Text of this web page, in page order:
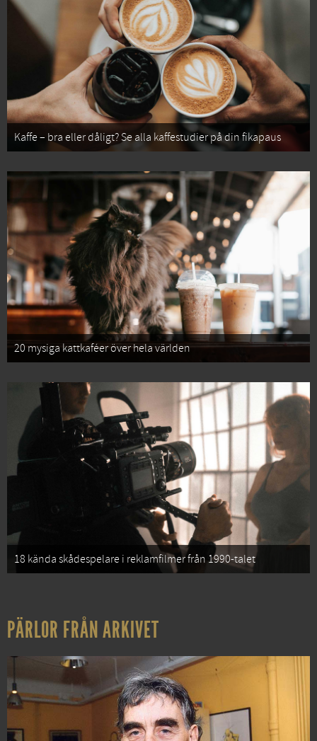
Kaffe – bra eller dåligt? Se alla kaffestudier på din fikapaus
20 mysiga kattkaféer över hela världen
18 kända skådespelare i reklamfilmer från 1990-talet
PÄRLOR FRÅN ARKIVET